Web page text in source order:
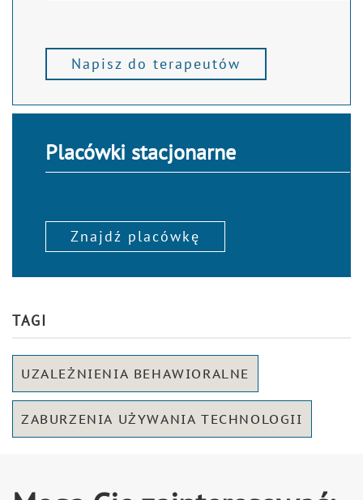
Napisz do terapeutów
Placówki stacjonarne
Znajdź placówkę
TAGI
UZALEŻNIENIA BEHAWIORALNE
ZABURZENIA UŻYWANIA TECHNOLOGII